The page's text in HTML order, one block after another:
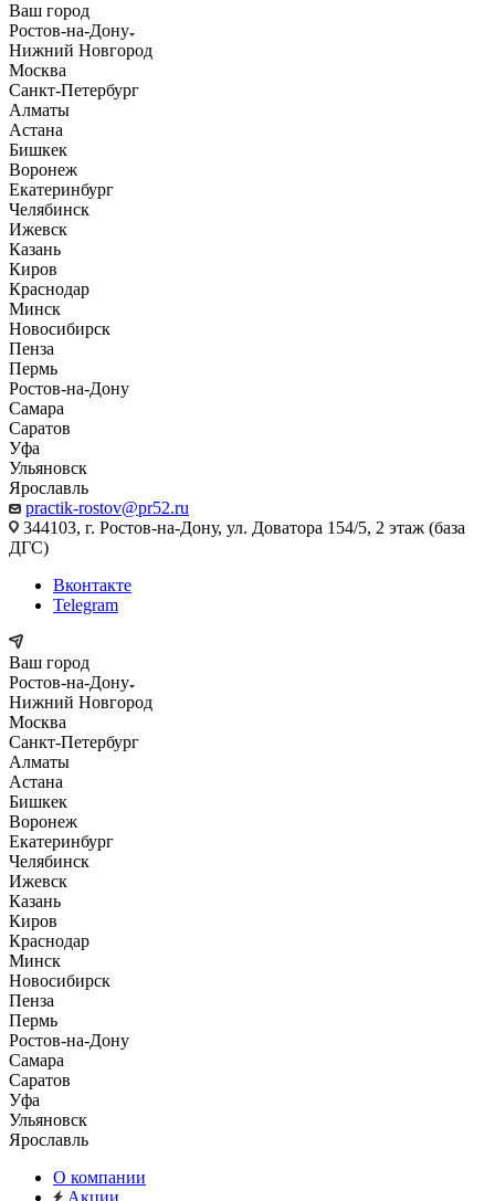
Ваш город
Ростов-на-Дону
Нижний Новгород
Москва
Санкт-Петербург
Алматы
Астана
Бишкек
Воронеж
Екатеринбург
Челябинск
Ижевск
Казань
Киров
Краснодар
Минск
Новосибирск
Пенза
Пермь
Ростов-на-Дону
Самара
Саратов
Уфа
Ульяновск
Ярославль
practik-rostov@pr52.ru
344103, г. Ростов-на-Дону, ул. Доватора 154/5, 2 этаж (база
ДГС)
Вконтакте
Telegram
Ваш город
Ростов-на-Дону
Нижний Новгород
Москва
Санкт-Петербург
Алматы
Астана
Бишкек
Воронеж
Екатеринбург
Челябинск
Ижевск
Казань
Киров
Краснодар
Минск
Новосибирск
Пенза
Пермь
Ростов-на-Дону
Самара
Саратов
Уфа
Ульяновск
Ярославль
О компании
Акции